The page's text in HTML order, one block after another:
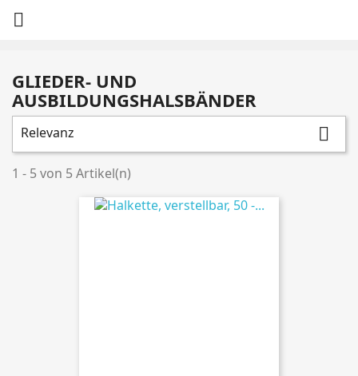

GLIEDER- UND
AUSBILDUNGSHALSBÄNDER
Relevanz 
1 - 5 von 5 Artikel(n)